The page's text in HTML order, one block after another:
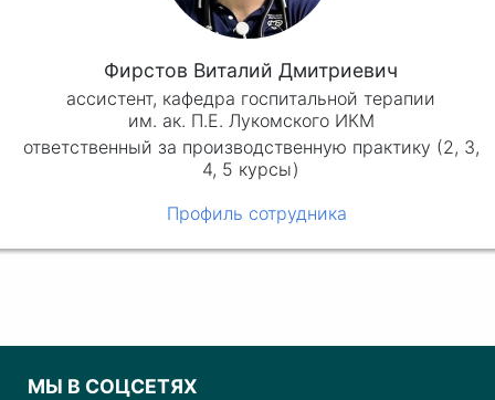
Фирстов Виталий Дмитриевич
ассистент, кафедра госпитальной терапии
им. ак. П.Е. Лукомского ИКМ
ответственный за производственную практику (2, 3,
4, 5 курсы)
Профиль сотрудника
МЫ В СОЦСЕТЯХ